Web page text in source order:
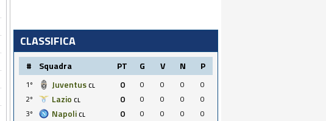
CLASSIFICA
# Squadra PT G V N P
1º Juventus CL 0 0 0 0
0
2º
Lazio CL 0 0 0 0
0
3º
Napoli CL 0 0 0 0
0